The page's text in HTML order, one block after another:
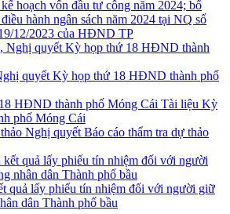
hoạch vốn đầu tư công năm 2024; bổ
hành ngân sách năm 2024 tại NQ số
12/2023 của HĐND TP
quyết Kỳ họp thứ 18 HĐND thành phố
Tài liệu Kỳ
phố Móng Cái
Báo cáo thẩm tra dự thảo
quả lấy phiếu tín nhiệm đối với người giữ
dân Thành phố bầu